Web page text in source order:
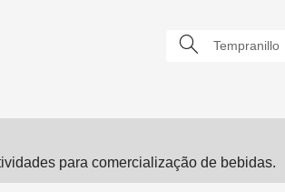
para comercialização de bebidas.